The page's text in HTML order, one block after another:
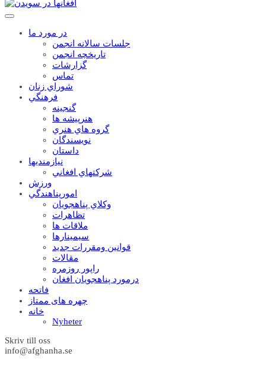
در مورد ما
جلسات سالانه انجمن
تاریخچه انجمن
گزارشات
تماس
شوراي زنان
فرهنگي
گنجينه
هنرپيشه ها
گروه هاي هنري
نويسندگان
داستان
نيازمنديها
شرکتهاي افغاني
ورزش
امورپناهندگي
وکلاي پناهجويان
تظاهرات
ملاقات ها
سيمينارها
قوانين ومقررات جديد
مقالات
راپور روزمره
درمورد پناهجويان افغان
فاتحه
چهره های ممتاز
خانه
Nyheter
Skriv till oss
info@afghanha.se